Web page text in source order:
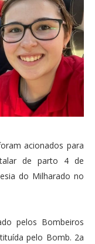
acionados para
de parto 4 de
do Milharado no
pelos Bombeiros
pelo Bomb. 2a